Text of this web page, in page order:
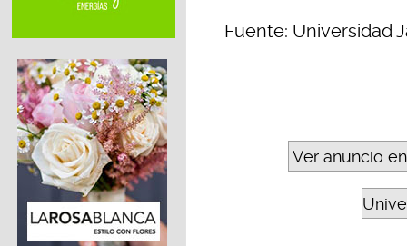
Fuente: Universidad
Ver anuncio